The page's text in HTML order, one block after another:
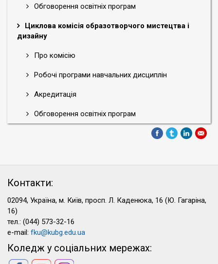
Обговорення освітніх програм
Циклова комісія образотворчого мистецтва і
дизайну
Про комісію
Робочі програми навчальних дисциплін
Акредитація
Обговорення освітніх програм
Контакти:
02094, Україна, м. Київ, просп. Л. Каденюка, 16 (Ю. Гагаріна,
16)
тел.: (044) 573-32-16
e-mail: fku@kubg.edu.ua
Коледж у соціальних мережах: